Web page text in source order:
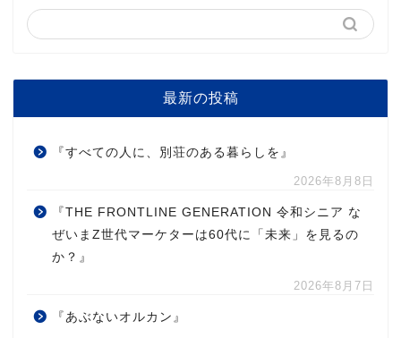
最新の投稿
『すべての人に、別荘のある暮らしを』
2026年8月8日
『THE FRONTLINE GENERATION 令和シニア な
ぜいまZ世代マーケターは60代に「未来」を見るの
か？』
2026年8月7日
『あぶないオルカン』